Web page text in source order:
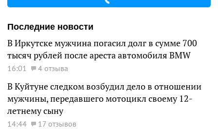
Последние новости
В Иркутске мужчина погасил долг в сумме 700
тысяч рублей после ареста автомобиля BMW
16:01 4 отзыва
В Куйтуне следком возбудил дело в отношении
мужчины, передавшего мотоцикл своему 12-
летнему сыну
14:44 17 отзывов